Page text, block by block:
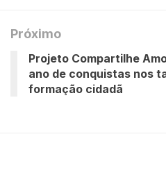
Próximo
Projeto Compartilhe
ano de conquistas nos
formação cidadã